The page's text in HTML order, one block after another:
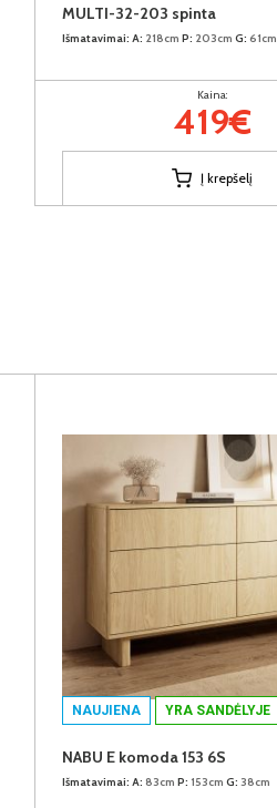
MULTI-32-203 spinta
Išmatavimai: A: 218cm P: 203cm G: 61cm
Kaina:
419€
Į krepšelį
NAUJIENA YRA SANDĖLYJE
NABU E komoda 153 6S
Išmatavimai: A: 83cm P: 153cm G: 38cm